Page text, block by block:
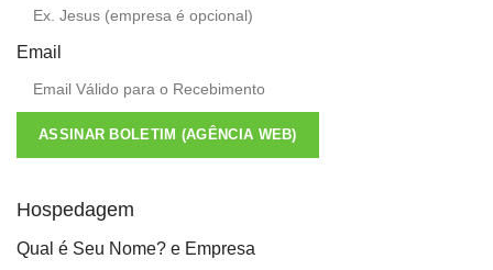
Email
ASSINAR BOLETIM (AGÊNCIA WEB)
Hospedagem
Qual é Seu Nome? e Empresa